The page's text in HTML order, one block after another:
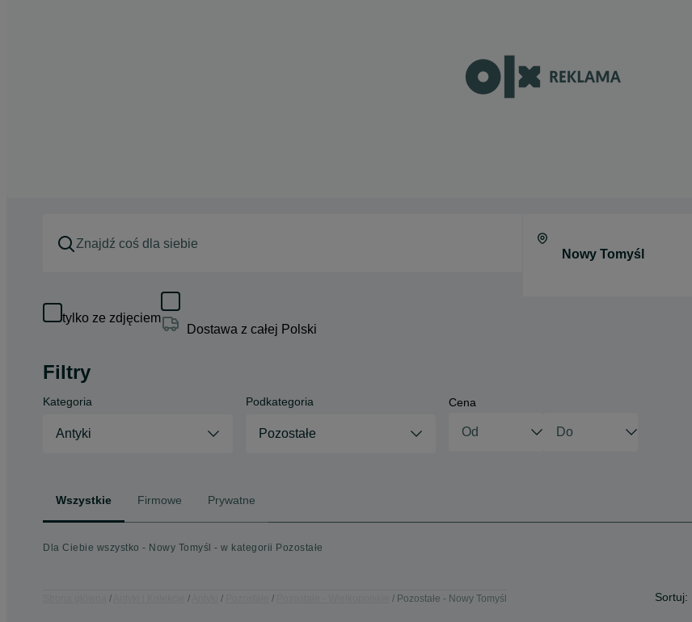
tylko ze zdjęciem
Dostawa z całej Polski
Filtry
Kategoria
Antyki
Podkategoria
Pozostałe
Cena
Wszystkie Firmowe Prywatne
Dla Ciebie wszystko - Nowy Tomyśl - w kategorii Pozostałe
Pozostałe - Nowy Tomyśl Sortuj: